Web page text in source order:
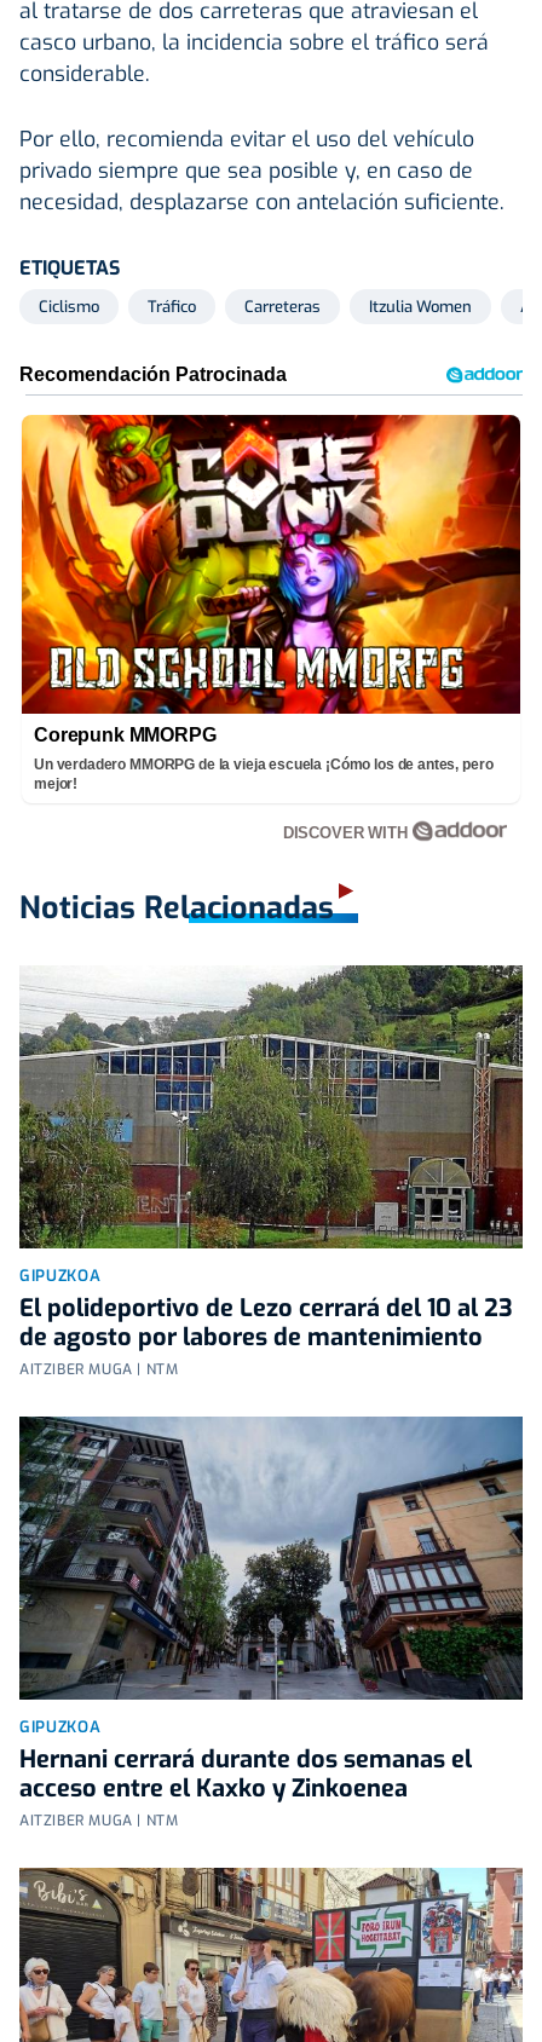
al tratarse de dos carreteras que atraviesan el
casco urbano, la incidencia sobre el tráfico será
considerable.
Por ello, recomienda evitar el uso del vehículo
privado siempre que sea posible y, en caso de
necesidad, desplazarse con antelación suficiente.
ETIQUETAS
Ciclismo Tráfico Carreteras Itzulia Women
Corepunk MMORPG
Un verdadero MMORPG de la vieja escuela ¡Cómo los de antes, pero
mejor!
DISCOVER WITH
Noticias Relacionadas
GIPUZKOA
El polideportivo de Lezo cerrará del 10 al 23
de agosto por labores de mantenimiento
AITZIBER MUGA | NTM
GIPUZKOA
Hernani cerrará durante dos semanas el
acceso entre el Kaxko y Zinkoenea
AITZIBER MUGA | NTM